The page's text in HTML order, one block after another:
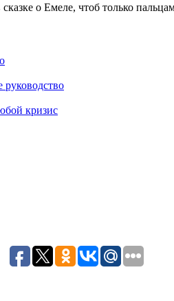
о Емеле, чтоб только
руководство
кризис